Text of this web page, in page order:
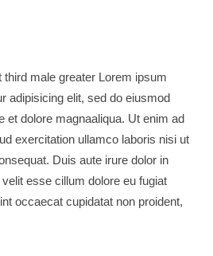
male greater Lorem ipsum
adipisicing elit, sed do eiusmod
et dolore magnaaliqua. Ut enim ad
exercitation ullamco laboris nisi ut
Duis aute irure dolor in
esse cillum dolore eu fugiat
occaecat cupidatat non proident,